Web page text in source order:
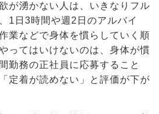
が湧かない人は、いきなりフル
1日3時間や週2日のアルバイ
業などで身体を慣らしていく順
ってはいけないのは、身体が慣
勤務の正社員に応募すること
定着が読めない」と評価が下が